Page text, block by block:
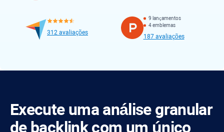
312 avaliações
9 lançamentos
4 emblemas
187 avaliações
Execute uma análise granular
de backlink com um único